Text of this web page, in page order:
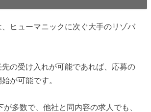
ヒューマニックに次ぐ大手のリゾバ
の受け入れが可能であれば、応募の
が可能です。
多数で、他社と同内容の求人でも、